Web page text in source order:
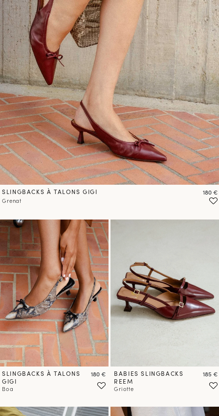
SLINGBACKS À TALONS GIGI
Grenat
Prix
180 €
SLINGBACKS À TALONS
GIGI
Boa
Prix
180 €
BABIES SLINGBACKS
REEM
Griotte
Prix
185 €